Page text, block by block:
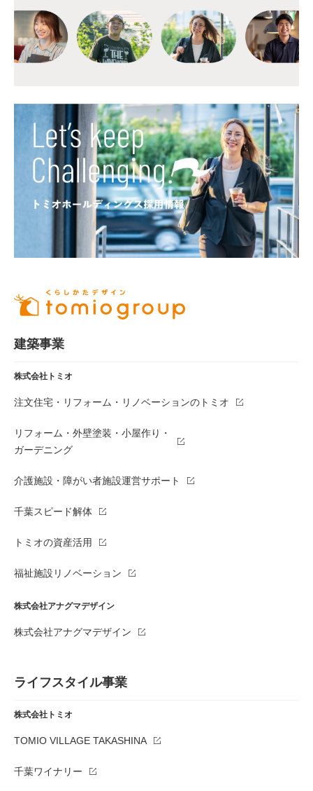
建築事業
株式会社トミオ
注文住宅・リフォーム・リノベーションのトミオ
リフォーム・外壁塗装・小屋作り・
ガーデニング
介護施設・障がい者施設運営サポート
千葉スピード解体
トミオの資産活用
福祉施設リノベーション
株式会社アナグマデザイン
株式会社アナグマデザイン
ライフスタイル事業
株式会社トミオ
TOMIO VILLAGE TAKASHINA
千葉ワイナリー